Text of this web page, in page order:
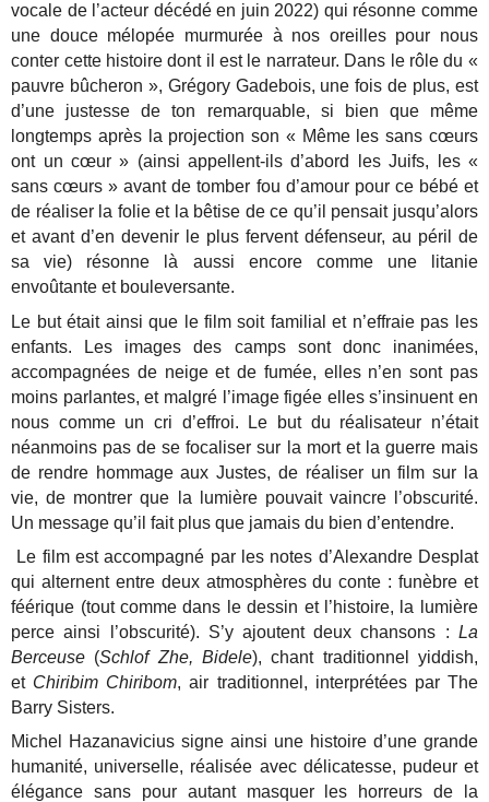
vocale de l’acteur décédé en juin 2022) qui résonne comme
une douce mélopée murmurée à nos oreilles pour nous
conter cette histoire dont il est le narrateur. Dans le rôle du «
pauvre bûcheron », Grégory Gadebois, une fois de plus, est
d’une justesse de ton remarquable, si bien que même
longtemps après la projection son « Même les sans cœurs
ont un cœur » (ainsi appellent-ils d’abord les Juifs, les «
sans cœurs » avant de tomber fou d’amour pour ce bébé et
de réaliser la folie et la bêtise de ce qu’il pensait jusqu’alors
et avant d’en devenir le plus fervent défenseur, au péril de
sa vie) résonne là aussi encore comme une litanie
envoûtante et bouleversante.
Le but était ainsi que le film soit familial et n’effraie pas les
enfants. Les images des camps sont donc inanimées,
accompagnées de neige et de fumée, elles n’en sont pas
moins parlantes, et malgré l’image figée elles s’insinuent en
nous comme un cri d’effroi. Le but du réalisateur n’était
néanmoins pas de se focaliser sur la mort et la guerre mais
de rendre hommage aux Justes, de réaliser un film sur la
vie, de montrer que la lumière pouvait vaincre l’obscurité.
Un message qu’il fait plus que jamais du bien d’entendre.
Le film est accompagné par les notes d’Alexandre Desplat
qui alternent entre deux atmosphères du conte : funèbre et
féérique (tout comme dans le dessin et l’histoire, la lumière
perce ainsi l’obscurité). S’y ajoutent deux chansons : La
Berceuse (Schlof Zhe, Bidele), chant traditionnel yiddish,
et Chiribim Chiribom, air traditionnel, interprétées par The
Barry Sisters.
Michel Hazanavicius signe ainsi une histoire d’une grande
humanité, universelle, réalisée avec délicatesse, pudeur et
élégance sans pour autant masquer les horreurs de la